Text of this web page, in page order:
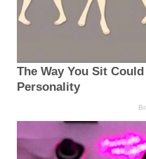
The Way You Sit
Personality